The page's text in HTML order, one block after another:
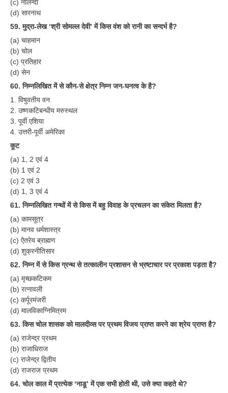
(c) नालन्दा
(d) सारनाथ
59. मुद्रा-लेख ‘श्री सोमल्ल देवी’ में किस वंश को रानी का सन्दर्भ है?
(a) चाहमान
(b) चोल
(c) प्रतिहार
(d) सेन
60. निम्नलिखित में से कौन-से क्षेत्र निम्न जन-घनत्व के है?
1. विषुवतीय वन
2. उष्णकटिबन्धीय मरुस्थल
3. पूर्वी एशिया
4. उत्तरी-पूर्वी अमेरिका
कूट
(a) 1, 2 एवं 4
(b) 1 एवं 2
(c) 2 एवं 3
(d) 1, 3 एवं 4
61. निम्नलिखित गन्थों में से किस में बहु विवाह के प्रचलन का संकेत मिलता है?
(a) कामसूत्र
(b) मानव धर्मशास्त्र
(c) ऐतरेय ब्राह्मण
(d) शुक्रनीतिसार
62. निम्न में से किस ग्रन्थ से तत्कालीन प्रशासन से भ्रष्टाचार पर प्रकाश पड़ता है?
(a) मृच्छकटिकम
(b) रत्नावली
(c) कर्पूरमंजरी
(d) मालविकाग्निमित्रम
63. किस चोल शासक को मालदीव्स पर प्रथम विजय प्राप्त करने का श्रेय प्राप्त है?
(a) राजेन्द्र प्रथम
(b) राजाधिराज
(c) राजेन्द्र द्वितीय
(d) राजराज प्रथम
64. चोल काल में प्रत्येक ‘नाडू’ में एक सभी होती थी, उसे क्या कहते थे?